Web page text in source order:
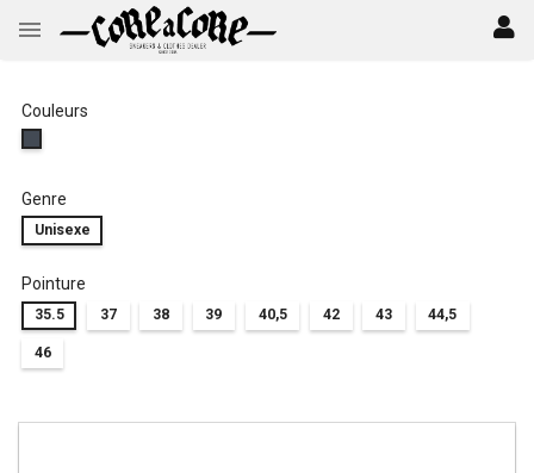
Couleurs
Genre
Unisexe
Pointure
35.5 37 38 39 40,5 42 43 44,5
46